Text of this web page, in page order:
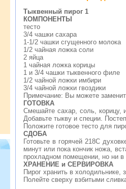
Тыквенный пирог 1
КОМПОНЕНТЫ
тесто
3/4 чашки сахара
1-1/2 чашки сгущенного молока
1/2 чайная ложка соли
2 яйца
1 чайная ложка корицы
1 и 3/4 чашки тыквенного филе
1/2 чайной ложки имбири
3/4 чайной ложки гвоздики
Примечание: Вы можете
ГОТОВКА
Смешайте сахар, соль, корицу,
Добавьте тыкву и специи.
Положите готовое тесто для
СДОБА
Готовьте в горячей 218C
минут или пока кончик ножа,
прохладном помещении, но ни
ХРАНЕНИЕ и СЕРВИРОВКА
Пирог хранить в
Полейте сверху взбитыми